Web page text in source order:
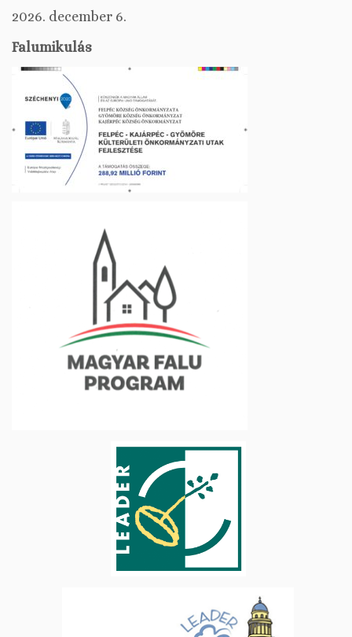
2026. december 6.
Falumikulás